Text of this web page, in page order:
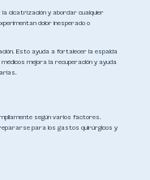
cicatrización y abordar cualquier
dolor inesperado o
Esto ayuda a fortalecer la espalda
mejora la recuperación y ayuda
según varios factores.
para los gastos quirúrgicos y